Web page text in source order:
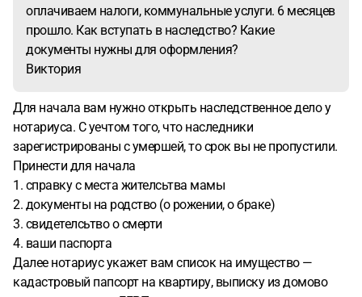
оплачиваем налоги, коммунальные услуги. 6 месяцев
прошло. Как вступать в наследство? Какие
документы нужны для оформления?
Виктория
Для начала вам нужно открыть наследственное дело у
нотариуса. С уечтом того, что наследники
зарегистрированы с умершей, то срок вы не пропустили.
Принести для начала
1. справку с места жителсьтва мамы
2. документы на родство (о рожении, о браке)
3. свидетелсьтво о смерти
4. ваши паспорта
Далее нотариус укажет вам список на имущество —
кадастровый папсорт на квартиру, выписку из домово